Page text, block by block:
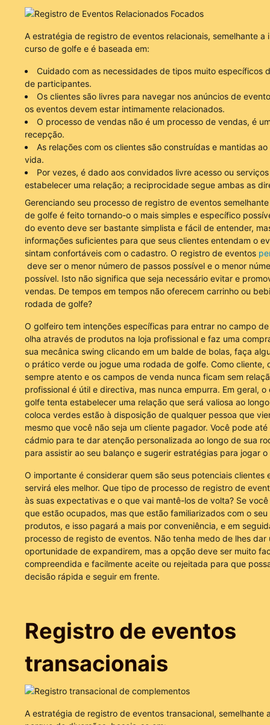
A estratégia de registro de eventos relacionais, semelhante a
curso de golfe e é baseada em:
Cuidado com as necessidades de tipos muito específicos
de participantes.
Os clientes são livres para navegar nos anúncios de
os eventos devem estar intimamente relacionados.
O processo de vendas não é um processo de vendas, é
recepção.
As relações com os clientes são construídas e mantidas
vida.
Por vezes, é dado aos convidados livre acesso ou
estabelecer uma relação; a reciprocidade segue ambas as
Gerenciando seu processo de registro de eventos
de golfe é feito tornando-o o mais simples e específico
do evento deve ser bastante simplista e fácil de entender,
informações suficientes para que seus clientes entendam o
sintam confortáveis com o cadastro. O registro de eventos
deve ser o menor número de passos possível e o menor
possível. Isto não significa que seja necessário evitar e
vendas. De tempos em tempos não oferecem carrinho ou
rodada de golfe?
O golfeiro tem intenções específicas para entrar no campo
olha através de produtos na loja profissional e faz uma
sua mecânica swing clicando em um balde de bolas, faça
o prático verde ou jogue uma rodada de golfe. Como cliente,
sempre atento e os campos de venda nunca ficam sem
profissional é útil e directiva, mas nunca empurra. Em geral, o
golfe tenta estabelecer uma relação que será valiosa ao
coloca verdes estão à disposição de qualquer pessoa que
mesmo que você não seja um cliente pagador. Você pode
cádmio para te dar atenção personalizada ao longo de sua
para assistir ao seu balanço e sugerir estratégias para jogar o
O importante é considerar quem são seus potenciais clientes
servirá eles melhor. Que tipo de processo de registro de
às suas expectativas e o que vai mantê-los de volta? Se
que estão ocupados, mas que estão familiarizados com o seu
produtos, e isso pagará a mais por conveniência, e em
processo de registo de eventos. Não tenha medo de lhes dar
oportunidade de expandirem, mas a opção deve ser muito
compreendida e facilmente aceite ou rejeitada para que
decisão rápida e seguir em frente.
Registro de eventos
transacionais
A estratégia de registro de eventos transacional, semelhante